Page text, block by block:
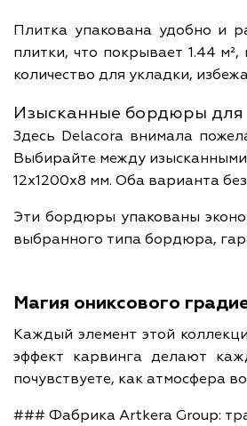
Плитка упакована удобно и
плитки, что покрывает 1.44
количество для укладки,
Изысканные бордюры
Здесь Delacora внимала
Выбирайте между
12x1200x8 мм. Оба варианта
Эти бордюры упакованы
выбранного типа бордюра,
Магия ониксового
Каждый элемент этой
эффект карвинга делают
почувствуете, как атмосфера
### Фабрика Artkera Group: